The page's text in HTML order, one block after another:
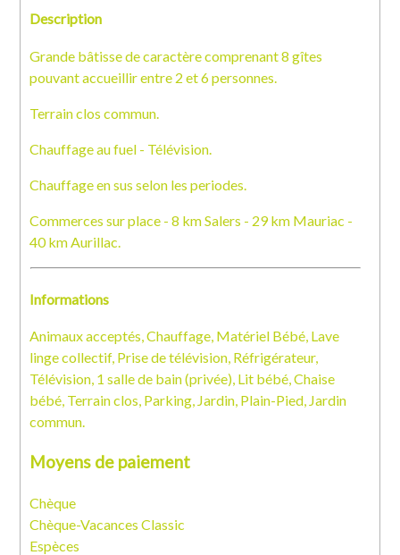
Description
Grande bâtisse de caractère comprenant 8 gîtes
pouvant accueillir entre 2 et 6 personnes.
Terrain clos commun.
Chauffage au fuel - Télévision.
Chauffage en sus selon les periodes.
Commerces sur place - 8 km Salers - 29 km Mauriac -
40 km Aurillac.
Informations
Animaux acceptés, Chauffage, Matériel Bébé, Lave
linge collectif, Prise de télévision, Réfrigérateur,
Télévision, 1 salle de bain (privée), Lit bébé, Chaise
bébé, Terrain clos, Parking, Jardin, Plain-Pied, Jardin
commun.
Moyens de paiement
Chèque
Chèque-Vacances Classic
Espèces